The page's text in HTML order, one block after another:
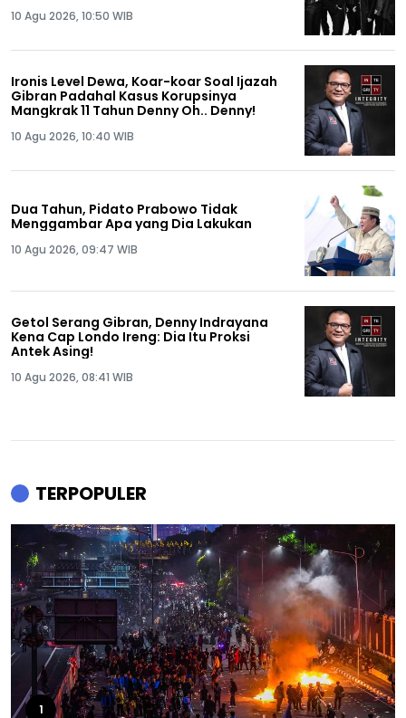
10 Agu 2026, 10:50 WIB
Ironis Level Dewa, Koar-koar Soal Ijazah
Gibran Padahal Kasus Korupsinya
Mangkrak 11 Tahun Denny Oh.. Denny!
10 Agu 2026, 10:40 WIB
Dua Tahun, Pidato Prabowo Tidak
Menggambar Apa yang Dia Lakukan
10 Agu 2026, 09:47 WIB
Getol Serang Gibran, Denny Indrayana
Kena Cap Londo Ireng: Dia Itu Proksi
Antek Asing!
10 Agu 2026, 08:41 WIB
TERPOPULER
1